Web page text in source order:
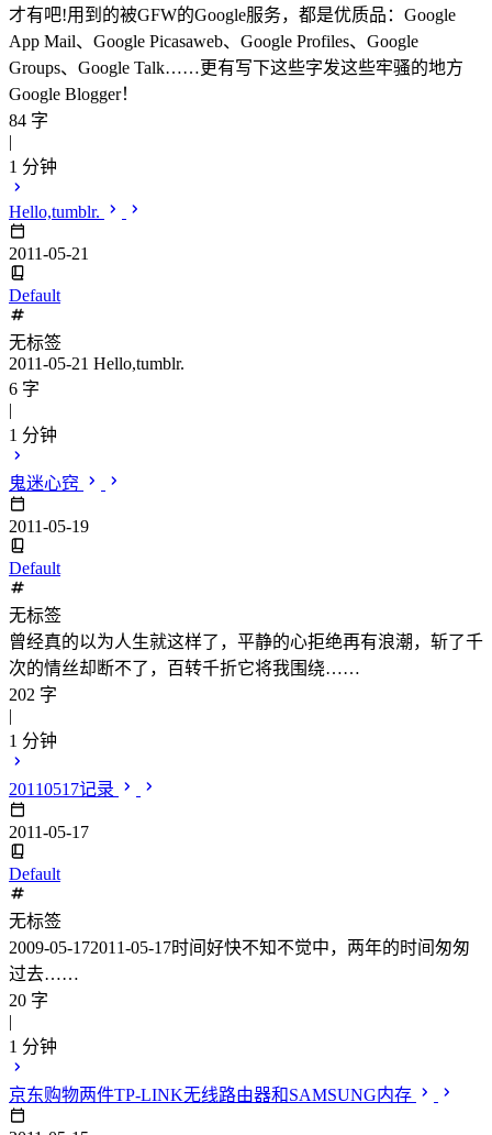
才有吧!用到的被GFW的Google服务，都是优质品：Google
App Mail、Google Picasaweb、Google Profiles、Google
Groups、Google Talk……更有写下这些字发这些牢骚的地方
Google Blogger！
84 字
|
1 分钟
Hello,tumblr.
2011-05-21
Default
无标签
2011-05-21 Hello,tumblr.
6 字
|
1 分钟
鬼迷心窍
2011-05-19
Default
无标签
曾经真的以为人生就这样了，平静的心拒绝再有浪潮，斩了千
次的情丝却断不了，百转千折它将我围绕……
202 字
|
1 分钟
20110517记录
2011-05-17
Default
无标签
2009-05-172011-05-17时间好快不知不觉中，两年的时间匆匆
过去……
20 字
|
1 分钟
京东购物两件TP-LINK无线路由器和SAMSUNG内存